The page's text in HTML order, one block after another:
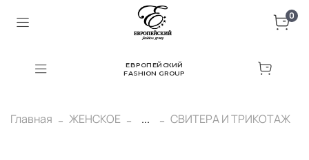
0
ЕВРОПЕЙСКИЙ
FASHION GROUP
Главная ЖЕНСКОЕ ... СВИТЕРА И ТРИКОТАЖ